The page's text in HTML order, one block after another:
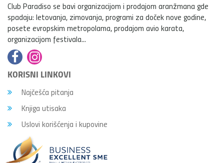
Club Paradiso se bavi organizacijom i prodajom aranžmana gde
spadaju: letovanja, zimovanja, programi za doček nove godine,
posete evropskim metropolama, prodajom avio karata,
organizacijom festivala...
KORISNI LINKOVI
Najčešća pitanja
Knjiga utisaka
Uslovi korišćenja i kupovine